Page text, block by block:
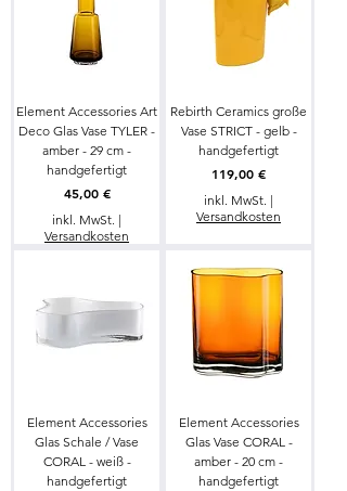
Element Accessories Art
Deco Glas Vase TYLER -
amber - 29 cm -
handgefertigt
Preis
45,00 €
inkl. MwSt. |
Versandkosten
Rebirth Ceramics große
Vase STRICT - gelb -
handgefertigt
Preis
119,00 €
inkl. MwSt. |
Versandkosten
Element Accessories
Glas Schale / Vase
CORAL - weiß -
handgefertigt
Element Accessories
Glas Vase CORAL -
amber - 20 cm -
handgefertigt